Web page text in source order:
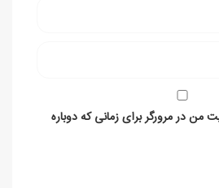
من در مرورگر برای زمانی که دوباره